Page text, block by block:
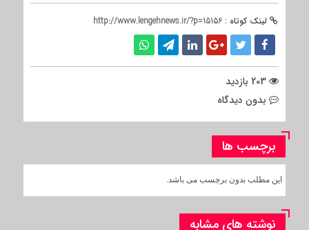
لینک کوتاه : http://www.lengehnews.ir/?p=15156
بدون دیدگاه
برچسب ها
این مطلب بدون برچسب می باشد.
نوشته های مشابه